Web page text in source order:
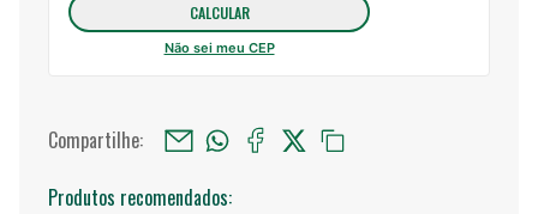
Não sei meu CEP
Compartilhe:
Produtos recomendados: